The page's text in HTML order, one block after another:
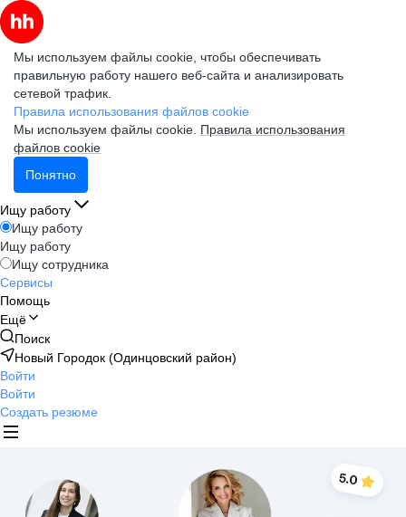
Мы используем файлы cookie, чтобы обеспечивать
правильную работу нашего веб-сайта и анализировать
сетевой трафик.
Правила использования файлов cookie
Мы используем файлы cookie. Правила использования
файлов cookie
Понятно
Ищу работу
Ищу работу
Ищу работу
Ищу сотрудника
Сервисы
Помощь
Ещё
Поиск
Новый Городок (Одинцовский район)
Войти
Войти
Создать резюме